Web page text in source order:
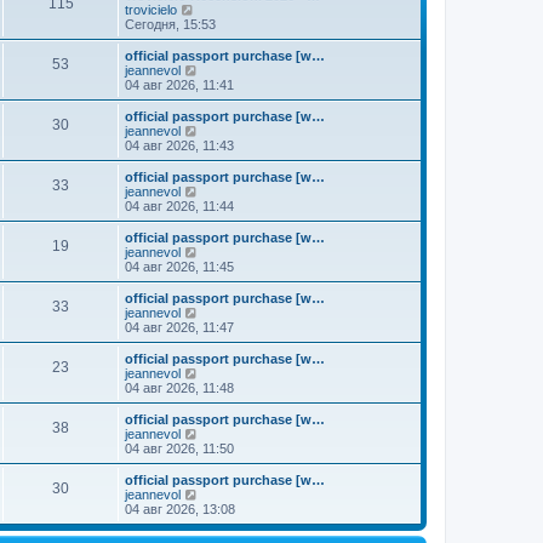
у
с
о
б
щ
е
н
и
н
е
с
о
щ
е
о
с
л
д
н
е
у
с
о
б
щ
е
н
и
115
trovicielo
е
р
е
й
т
и
п
о
с
е
д
н
е
м
у
с
о
о
б
щ
е
н
и
ю
Сегодня, 15:53
53
official passport purchase [w…
jeannevol
е
р
е
й
т
п
о
с
е
н
е
м
с
о
о
щ
е
н
ю
04 авг 2026, 11:41
30
official passport purchase [w…
jeannevol
е
р
е
й
т
п
о
с
е
н
е
м
с
о
о
щ
е
н
ю
04 авг 2026, 11:43
33
official passport purchase [w…
jeannevol
е
р
е
й
т
п
о
с
е
н
е
м
с
о
о
щ
е
н
04 авг 2026, 11:44
19
official passport purchase [w…
jeannevol
е
р
е
й
т
п
о
с
е
н
е
м
с
о
04 авг 2026, 11:45
33
official passport purchase [w…
jeannevol
е
р
е
й
т
п
о
с
е
н
е
04 авг 2026, 11:47
23
official passport purchase [w…
jeannevol
е
р
е
й
т
п
о
с
л
04 авг 2026, 11:48
38
official passport purchase [w…
jeannevol
е
р
е
й
т
к
04 авг 2026, 11:50
30
official passport purchase [w…
jeannevol
е
р
е
04 авг 2026, 13:08